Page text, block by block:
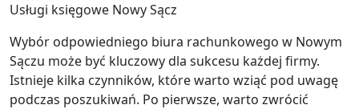
Usługi księgowe Nowy Sącz
Wybór odpowiedniego biura rachunkowego w Nowym
Sączu może być kluczowy dla sukcesu każdej firmy.
Istnieje kilka czynników, które warto wziąć pod uwagę
podczas poszukiwań. Po pierwsze, warto zwrócić